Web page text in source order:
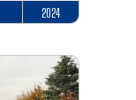
2024